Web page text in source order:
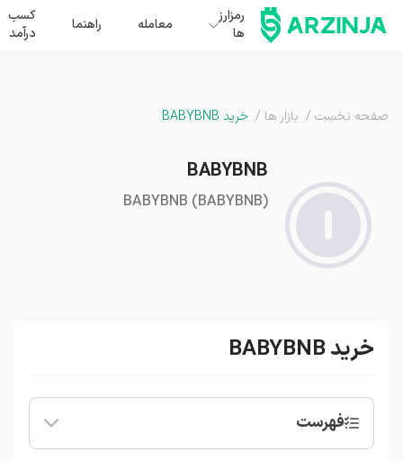
رمزارز
ها
معامله راهنما
کسب
درآمد
صفحه نخست / بازار ها / خرید BABYBNB
BABYBNB
BABYBNB (BABYBNB)
خرید BABYBNB
فهرست